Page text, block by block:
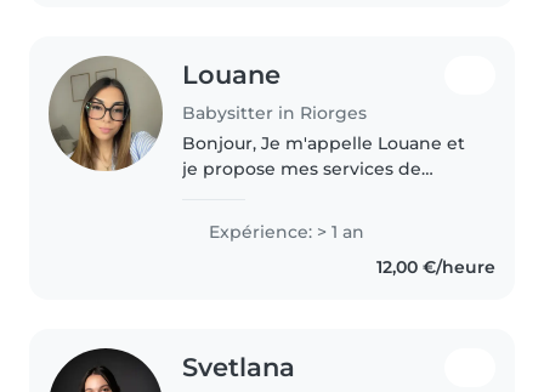
Louane
Babysitter in Riorges
Bonjour, Je m'appelle Louane et
je propose mes services de
personne sérieuse, responsable,
ponctuelle et bienveillante.
J'apprécie le contact avec les
Expérience: > 1 an
12,00 €/heure
Svetlana